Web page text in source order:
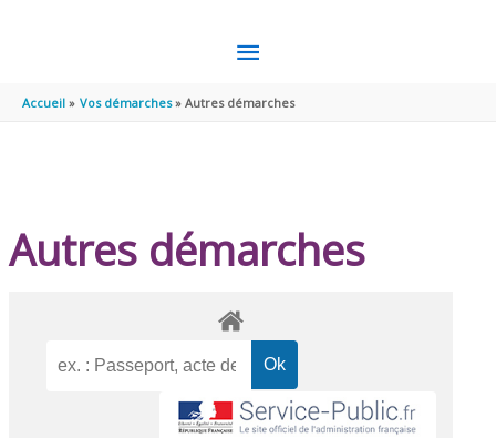
MENU
PRINCIPAL
Accueil Vos démarches Autres démarches
Autres démarches